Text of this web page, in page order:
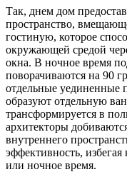
Так, днем дом
пространство,
гостиную, которое
окружающей средой
окна. В ночное время
поворачиваются на 90
отдельные
образуют отдельную
трансформируется в
архитекторы
внутреннего
эффективность,
или ночное время.